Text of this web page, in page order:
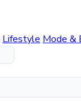
Lifestyle Mode &